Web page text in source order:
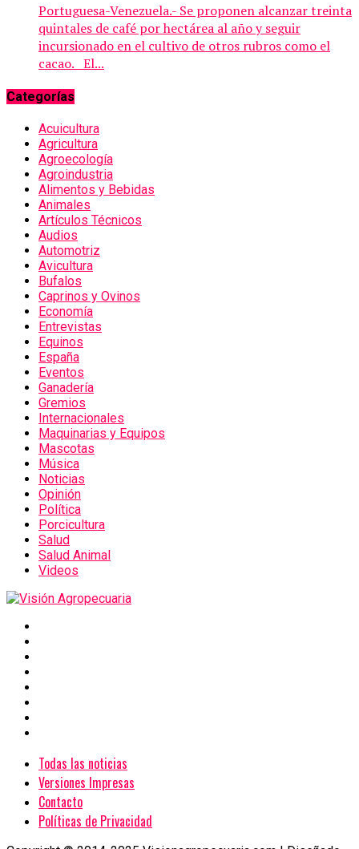
Portuguesa-Venezuela.- Se proponen alcanzar treinta
quintales de café por hectárea al año y seguir
incursionado en el cultivo de otros rubros como el
cacao. El...
Categorías
Acuicultura
Agricultura
Agroecología
Agroindustria
Alimentos y Bebidas
Animales
Artículos Técnicos
Audios
Automotriz
Avicultura
Bufalos
Caprinos y Ovinos
Economía
Entrevistas
Equinos
España
Eventos
Ganadería
Gremios
Internacionales
Maquinarias y Equipos
Mascotas
Música
Noticias
Opinión
Política
Porcicultura
Salud
Salud Animal
Videos
Todas las noticias
Versiones Impresas
Contacto
Políticas de Privacidad